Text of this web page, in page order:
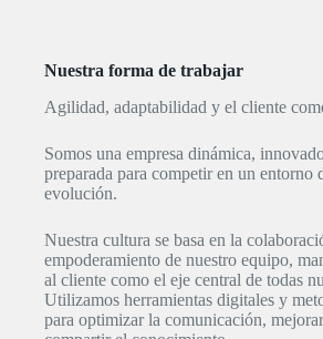
Nuestra forma de trabajar
Agilidad, adaptabilidad y el cliente
Somos una empresa dinámica,
preparada para competir en un entorno
evolución.
Nuestra cultura se basa en la
empoderamiento de nuestro equipo,
al cliente como el eje central de todas
Utilizamos herramientas digitales y
para optimizar la comunicación,